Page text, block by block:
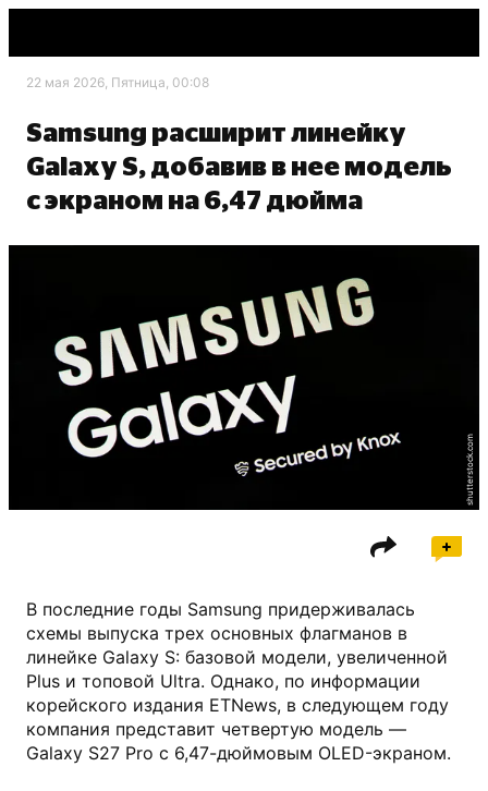
22 мая 2026, Пятница, 00:08
Samsung расширит линейку
Galaxy S, добавив в нее модель
с экраном на 6,47 дюйма
shutterstock.com
В последние годы Samsung придерживалась
схемы выпуска трех основных флагманов в
линейке Galaxy S: базовой модели, увеличенной
Plus и топовой Ultra. Однако, по информации
корейского издания ETNews, в следующем году
компания представит четвертую модель —
Galaxy S27 Pro с 6,47-дюймовым OLED-экраном.